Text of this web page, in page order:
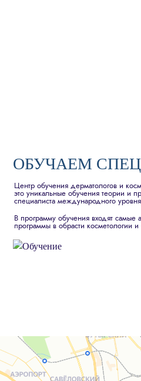
ОБУЧАЕМ
Центр обучения дерматологов и
это уникальные обучения теории и
специалиста международного
В программу обучения входят самые
программы в обрасти косметологии